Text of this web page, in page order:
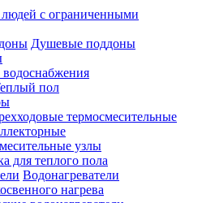
с ограниченными
Душевые поддоны
пол
термосмесительные
узлы
для теплого пола
Водонагреватели
нагрева